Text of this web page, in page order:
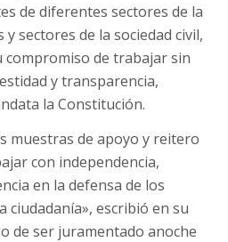
de diferentes sectores de la
sectores de la sociedad civil,
de trabajar sin
y transparencia,
la Constitución.
muestras de apoyo y reitero
con independencia,
en la defensa de los
ciudadanía», escribió en su
de ser juramentado anoche